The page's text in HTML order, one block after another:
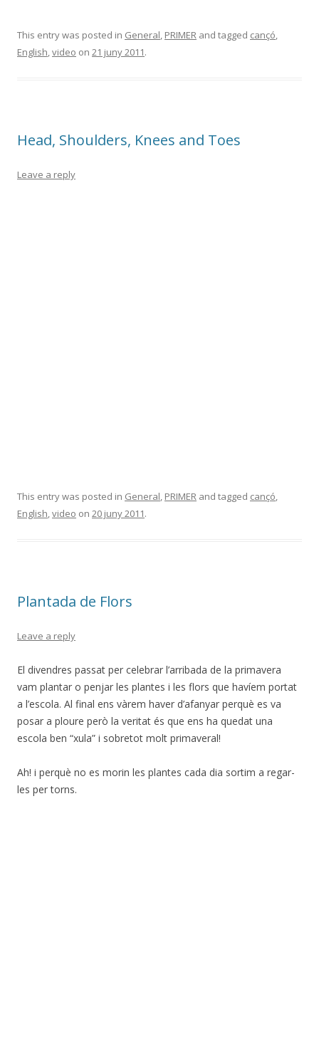
This entry was posted in General, PRIMER and tagged cançó,
English,video on 21 juny 2011.
Head, Shoulders, Knees and Toes
Leave a reply
This entry was posted in General, PRIMER and tagged cançó,
English,video on 20 juny 2011.
Plantada de Flors
Leave a reply
El divendres passat per celebrar l’arribada de la primavera
vam plantar o penjar les plantes i les flors que havíem portat
a l’escola. Al final ens vàrem haver d’afanyar perquè es va
posar a ploure però la veritat és que ens ha quedat una
escola ben “xula” i sobretot molt primaveral!
Ah! i perquè no es morin les plantes cada dia sortim a regar-
les per torns.